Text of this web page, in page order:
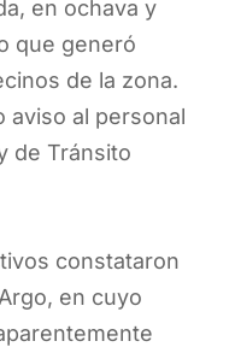
en ochava y
que generó
de la zona.
aviso al personal
de Tránsito
constataron
en cuyo